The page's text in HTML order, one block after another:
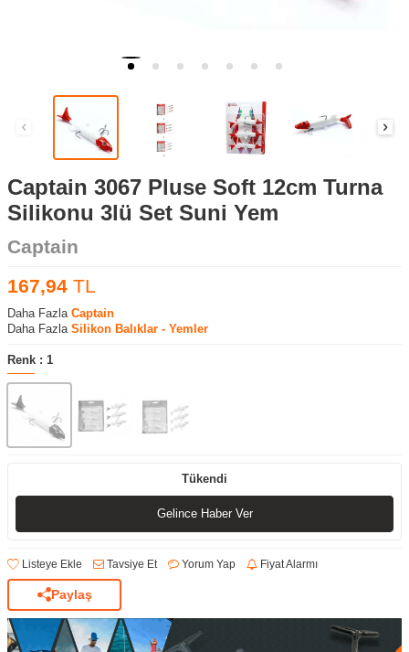
Captain 3067 Pluse Soft 12cm Turna
Silikonu 3lü Set Suni Yem
Captain
167,94 TL
Daha Fazla Captain
Daha Fazla Silikon Balıklar - Yemler
Renk : 1
Tükendi
Gelince Haber Ver
Listeye Ekle Tavsiye Et Yorum Yap Fiyat Alarmı
Paylaş